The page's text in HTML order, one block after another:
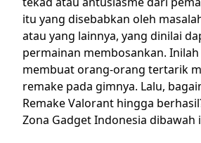
itu yang disebabkan oleh
atau yang lainnya, yang dinilai
permainan membosankan.
membuat orang-orang tertarik
remake pada gimnya. Lalu,
Remake Valorant hingga
Zona Gadget Indonesia dibawah